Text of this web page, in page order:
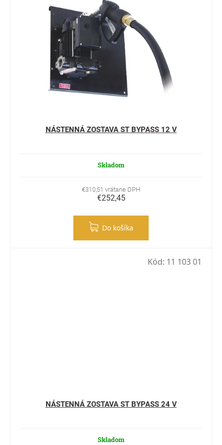
NÁSTENNÁ ZOSTAVA ST BYPASS 12 V
Skladom
€310,51 vrátane DPH
€252,45
Do košíka
NÁSTENNÁ ZOSTAVA ST BYPASS 24 V
Skladom
Kód: 11 103 01